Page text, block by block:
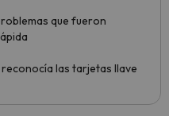
que fueron
las tarjetas llave